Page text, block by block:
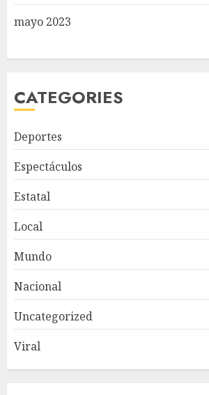
mayo 2023
CATEGORIES
Deportes
Espectáculos
Estatal
Local
Mundo
Nacional
Uncategorized
Viral